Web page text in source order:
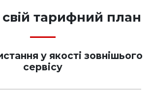
свій тарифний план
у якості зовнішього
сервісу